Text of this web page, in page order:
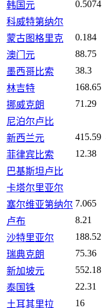
韩国元 0.5074
科威特第纳尔
蒙古图格里克
0.184
澳门元
88.75
墨西哥比索
38.3
林吉特
168.65
挪威克朗
71.29
尼泊尔卢比
新西兰元
415.59
菲律宾比索
12.38
巴基斯坦卢比
卡塔尔里亚尔
塞尔维亚第纳尔 7.065
卢布
8.21
沙特里亚尔
188.52
瑞典克朗
75.36
新加坡元
552.18
泰国铢
22.31
土耳其里拉
16